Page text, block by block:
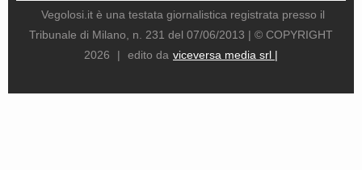
Vegolosi.it è una testata giornalistica registrata presso il
Tribunale di Milano, n. 231 del 07/06/2013 | © COPYRIGHT
2026
| edito da viceversa media srl |